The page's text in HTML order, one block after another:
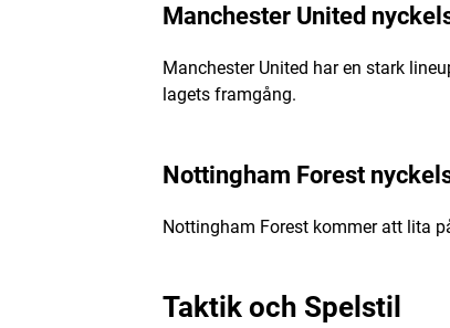
Manchester United
Manchester United har en stark
lagets framgång.
Nottingham Forest
Nottingham Forest kommer att lita
Taktik och Spelstil